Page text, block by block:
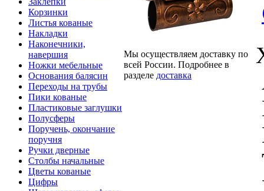
Корзинки
Листья кованые
Накладки
Наконечники,
навершия
Ножки мебельные
Основания балясин
Переходы на трубы
Пики кованые
Пластиковые заглушки
Полусферы
Поручень, окончание
поручня
Ручки дверные
Столбы начальные
Цветы кованые
Цифры
Мы осуществляем доставку по
всей России. Подробнее в
разделе доставка